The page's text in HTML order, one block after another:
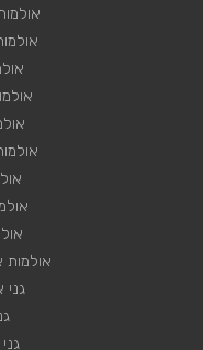
אולמות